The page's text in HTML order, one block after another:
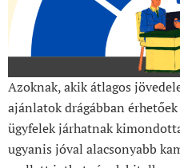
Azoknak, akik átlagos
ajánlatok drágábban
ügyfelek járhatnak
ugyanis jóval alacsonyabb